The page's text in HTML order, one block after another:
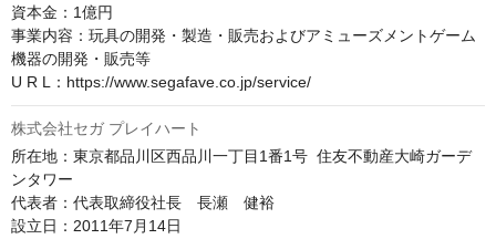
資本金：1億円
事業内容：玩具の開発・製造・販売およびアミューズメントゲーム
機器の開発・販売等
U R L：https://www.segafave.co.jp/service/
株式会社セガ プレイハート
所在地：東京都品川区西品川一丁目1番1号  住友不動産大崎ガーデ
ンタワー
代表者：代表取締役社長　長瀬　健裕
設立日：2011年7月14日